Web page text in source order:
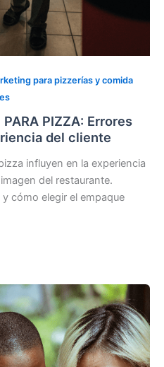
para pizzerías y comida
PARA PIZZA: Errores
del cliente
influyen en la experiencia
del restaurante.
cómo elegir el empaque